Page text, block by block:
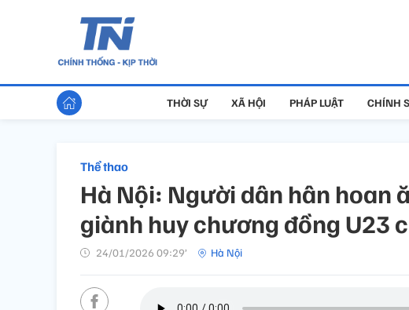
THỜI SỰ XÃ HỘI PHÁP LUẬT CHÍNH
Thể thao
Hà Nội: Người dân hân hoan
giành huy chương đồng U23
24/01/2026 09:29’ Hà Nội